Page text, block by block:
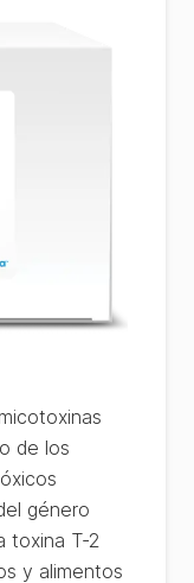
de los
género
toxina T-2
y alimentos